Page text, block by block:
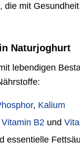
die mit
Naturjoghurt
lebendigen
, Kalium
Vitamin B2und
essentielle